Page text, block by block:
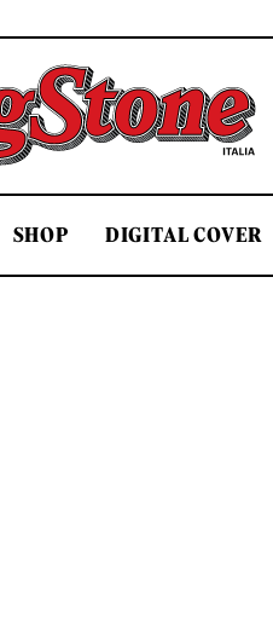
Rolling Stone Italia
SHOP DIGITAL COVER